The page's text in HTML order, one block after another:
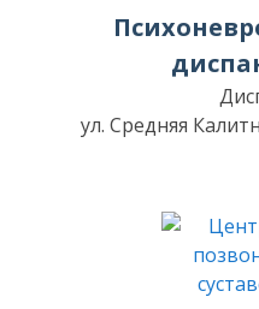
ул. Средняя